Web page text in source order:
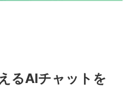
るAIチャットを